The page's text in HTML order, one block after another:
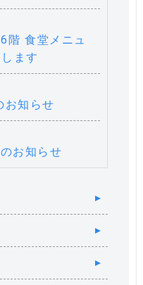
階 食堂メニュ
ます
お知らせ
お知らせ